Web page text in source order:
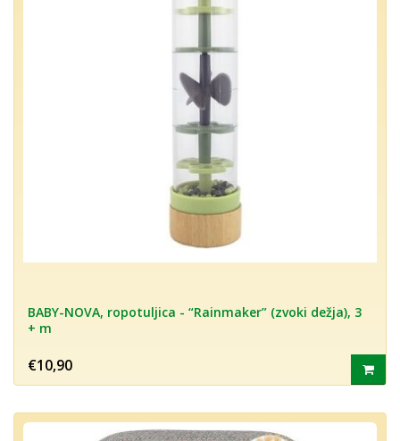
BABY-NOVA, ropotuljica - “Rainmaker” (zvoki dežja), 3
+ m
€10,90